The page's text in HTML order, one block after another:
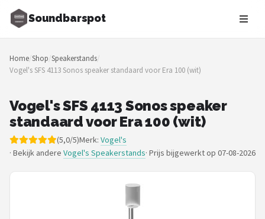
Soundbarspot
Zoeken
NAVIGATIE
Merken
Blog
Muziekstijlen
Home/Shop/Speakerstands/
Vogel's SFS 4113 Sonos speaker standaard voor Era 100 (wit)
Vogel's SFS 4113 Sonos speaker
standaard voor Era 100 (wit)
(5,0/5)Merk: Vogel's
· Bekijk andere Vogel's Speakerstands· Prijs bijgewerkt op 07-08-2026